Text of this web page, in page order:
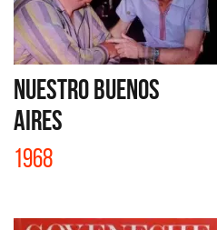
NUESTRO BUENOS
AIRES
1968